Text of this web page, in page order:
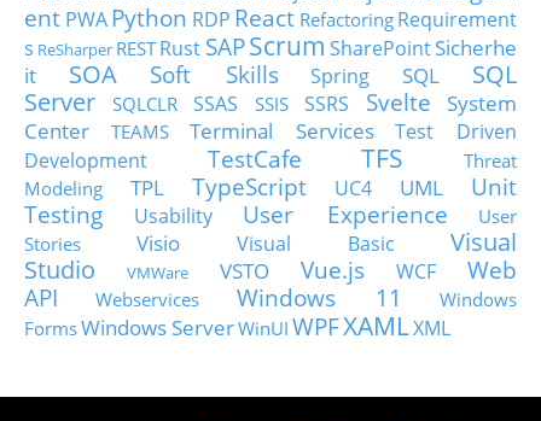
ent PWA Python RDP React Refactoring Requirement
s ReSharper RESTRust SAPScrum SharePointSicherhe
it
SOA Soft Skills Spring SQL
SQL
Server
SQLCLR SSAS SSIS SSRS Svelte
System
Center
TEAMS Terminal Services
Test Driven
Development
TestCafe TFS
Threat
Modeling
TPL TypeScript UC4 UML
Unit
Testing
Usability User Experience
User
Stories
Visio Visual Basic
Visual
Studio
VMWare VSTO Vue.js WCF
Web
API
Webservices Windows 11
Windows
FormsWindows ServerWinUI WPFXAMLXML